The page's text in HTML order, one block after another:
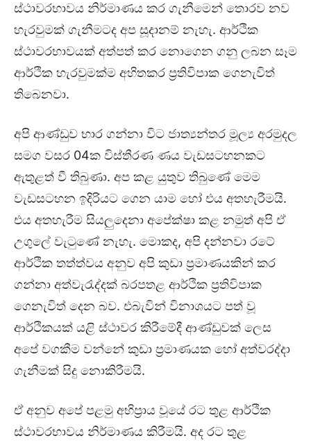
ස්ථාවරභාවය නිර්මාණය කර ගැනීමෙන් තොරව නව
හැරවුමක් ගැනීමටද අප සූදානම් නැහැ. ආර්ථික
ස්ථාවරභාවයක් අත්පත් කර නොගෙන ගනු ලබන සෑම
ආර්ථික හැරවුමක්ම අහිතකර ප්‍රතිවිපාක ගෙනැවිත්
තිබෙනවා.
අපි ආණ්ඩුව භාර ගන්නා විට ජාත්‍යන්තර මූල්‍ය අරමුදල
සමග වසර 04ක විස්තීරණ ණය වැඩසටහනකට
ඇතුළත් වී තිබුණා. අප කළ යුතුව තිබුණේ මෙම
වැඩසටහන ඉදිරියට ගෙන යාම හෝ එය අතහැරීමයි.
එය අතහැරීම සියලුදෙනා අපේක්ෂා කළ නමුත් අපි ඒ
උගුලේ වැටුණේ නැහැ. මොකද, අපි දන්නවා රටේ
ආර්ථික තත්ත්වය අනුව අපි කුඩා ප්‍රමාණයකින් කර
ගන්නා අත්වැරැද්දක් බරපතළ ආර්ථික ප්‍රතිවිපාක
ගෙනැවිත් දෙන බව. එබැවින් විනාශයට පත් වූ
ආර්ථිකයක් යළි ස්ථාවර කිරීමේදී ආණ්ඩුවක් ලෙස
අපේ වගකීම වන්නේ කුඩා ප්‍රමාණයක හෝ අත්වරද්දා
ගැනීමක් සිදු නොකිරීමයි.
ඒ අනුව අපේ පළමු අභිප්‍රාය වූයේ රට තුළ ආර්ථික
ස්ථාවරභාවය නිර්මාණය කිරීමයි. අද රට තුළ